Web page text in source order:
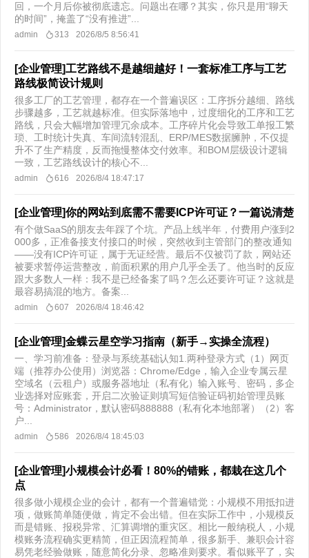
回，一个月后你被彻底遗忘。问题出在哪？其实，你只是用“聊天
的时间”，掩盖了“没有推进”...
admin 313 2026/8/5 8:56:41
[企业管理]工艺路线不是越细越好！一套标准工序与工艺
路线极简设计规则
很多工厂的工艺管理，都存在一个普遍误区：工序拆分越细、路线
步骤越多，工艺就越标准。但实际落地中，过度细化的工序和工艺
路线，只会大幅增加管理冗余成本。工序碎片化会导致工单报工繁
琐、工时统计失真、车间流转混乱、ERP/MES数据臃肿，不仅提
升不了生产精度，反而拖慢整体交付效率。和BOM层级设计逻辑
一致，工艺路线设计的核心不...
admin 616 2026/8/4 18:47:17
[企业管理]你的网站到底需不需要ICP许可证？一篇说清楚
有个做SaaS的朋友去年踩了个坑。产品上线半年，付费用户涨到2
000多，正准备接支付接口的时候，突然收到主管部门的整改通知
——没有ICP许可证，属于无证经营。最后不仅被罚了款，网站还
被要求暂停运营整改，前面积累的用户几乎全丢了。他当时的反应
跟大多数人一样：我不是已经备案了吗？怎么还要许可证？这就是
最容易搞混的地方。备案...
admin 607 2026/8/4 18:46:42
[企业管理]金蝶云星空学习指南（新手→实操全流程）
一、学习前准备：登录与系统基础认知1.两种登录方式（1）网页
端（推荐办公使用）浏览器：Chrome/Edge，输入企业专属云星
空域名（云租户）或服务器地址（私有化）输入账号、密码，多企
业选择对应账套，开启二次验证则填写短信验证码初始管理员账
号：Administrator，默认密码888888（私有化本地部署）（2）客
户...
admin 586 2026/8/4 18:45:03
[企业管理]小规模会计必看！80%的错账，都栽在这几个
点
很多做小规模企业的会计，都有一个普遍错觉：小规模不用抵扣进
项，做账简单随便做，肯定不会出错。但在实际工作中，小规模反
而是错账、报税异常、汇算调增的重灾区。相比一般纳税人，小规
模账务流程确实更精简，但正因流程简单，很多新手、兼职会计容
易凭老经验做账，随意简化分录、忽略准则要求。看似账平了，实